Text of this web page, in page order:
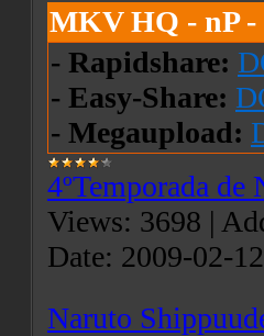
MKV HQ - nP -
- Rapidshare:
- Easy-Share:
- Megaupload:
4ºTemporada de
Views: 3698 |
Date: 2009-02-12
Naruto